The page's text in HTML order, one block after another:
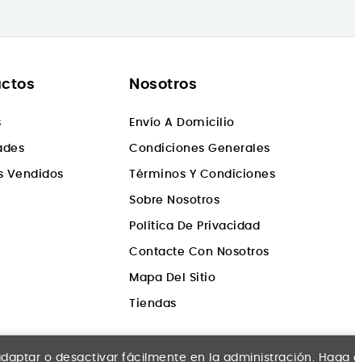
Vendidos
Nosotros
Envío A Domicilio
Condiciones Generales
Términos Y Condiciones
Sobre Nosotros
Política De Privacidad
Contacte Con Nosotros
Mapa Del Sitio
Tiendas
o desactivar fácilmente en la administración.